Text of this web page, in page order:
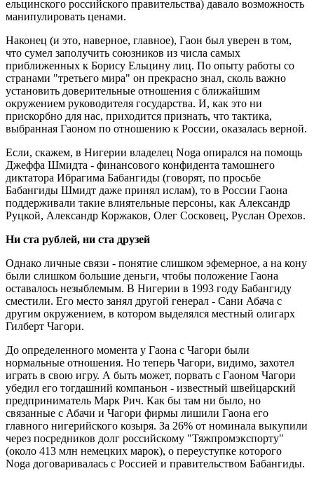
ельцинского российского правительства) давало возможность
манипулировать ценами.
Наконец (и это, наверное, главное), Гаон был уверен в том,
что сумел заполучить союзников из числа самых
приближенных к Борису Ельцину лиц. По опыту работы со
странами "третьего мира" он прекрасно знал, сколь важно
установить доверительные отношения с ближайшим
окружением руководителя государства. И, как это ни
прискорбно для нас, приходится признать, что тактика,
выбранная Гаоном по отношению к России, оказалась верной.
Если, скажем, в Нигерии владелец Noga опирался на помощь
Джеффа Шмидта - финансового конфидента тамошнего
диктатора Ибрагима Бабангиды (говорят, по просьбе
Бабангиды Шмидт даже принял ислам), то в России Гаона
поддерживали такие влиятельные персоны, как Александр
Руцкой, Александр Коржаков, Олег Сосковец, Руслан Орехов.
Ни ста рублей, ни ста друзей
Однако личные связи - понятие слишком эфемерное, а на кону
были слишком большие деньги, чтобы положение Гаона
оставалось незыблемым. В Нигерии в 1993 году Бабангиду
сместили. Его место занял другой генерал - Сани Абача с
другим окружением, в котором выделялся местный олигарх
Гилберт Чагори.
До определенного момента у Гаона с Чагори были
нормальные отношения. Но теперь Чагори, видимо, захотел
играть в свою игру. А быть может, порвать с Гаоном Чагори
убедил его тогдашний компаньон - известный швейцарский
предприниматель Марк Рич. Как бы там ни было, но
связанные с Абачи и Чагори фирмы лишили Гаона его
главного нигерийского козыря. За 26% от номинала выкупили
через посредников долг российскому "Тяжпромэкспорту"
(около 413 млн немецких марок), о переуступке которого
Noga договаривалась с Россией и правительством Бабангиды.